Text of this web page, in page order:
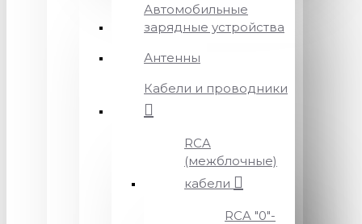
Автомобильные
зарядные устройства
Антенны
Кабели и проводники
RCA
(межблочные)
кабели
RCA "0"-